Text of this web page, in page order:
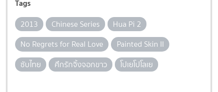
Tags
2013 Chinese Series
Hua Pi 2
No Regrets for Real Love
Painted Skin II
ซับไทย
ศึกรักจิ้งจอกขาว โปเยโปโลเย